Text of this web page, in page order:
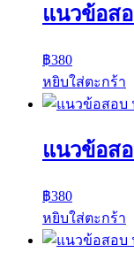
แนวข้อส
฿380
หยิบใส่ตะกร้า
แนวข้อส
฿380
หยิบใส่ตะกร้า